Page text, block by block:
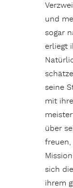
und
sogar
erliegt
seine
mit
über
sich
ihrem